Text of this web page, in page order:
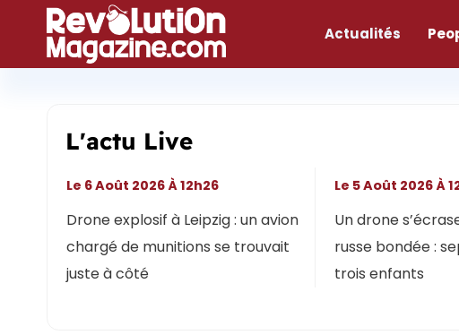
contenu
Actualités
L'actu Live
Drone explosif à Leipzig : un avion
chargé de munitions se trouvait
juste à côté
Le 6 Août 2026 À 12h26
Un drone
russe bondée :
trois enfants
Le 5 Août 2026 À